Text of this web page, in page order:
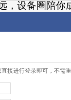
，设备圈陪你
接进行登录即可，不需